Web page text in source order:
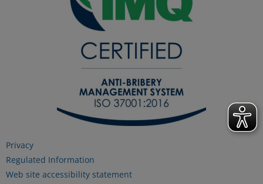
Privacy
Regulated Information
Web site accessibility statement
in assenza di cookie o altri strumenti di
tracciamento diversi da quelli tecnici.
Per maggiori informazioni consulta la
Informativa sui dati personali e cookie